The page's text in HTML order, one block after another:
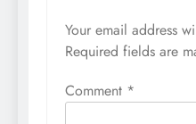
Your email address
Required fields are
Comment *